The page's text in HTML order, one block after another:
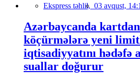
Ekspress təhlil, 03 avqust,
Azərbaycanda
köçürmələrə yeni
iqtisadiyyatını hədəfə
suallar doğurur